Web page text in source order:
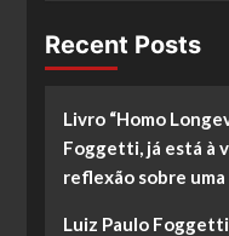
Recent Posts
Livro “Homo
Foggetti, já está à
reflexão sobre
Luiz Paulo